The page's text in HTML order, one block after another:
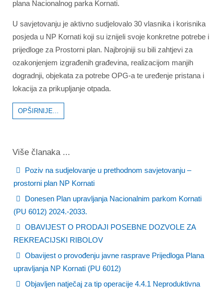
plana Nacionalnog parka Kornati.
U savjetovanju je aktivno sudjelovalo 30 vlasnika i korisnika
posjeda u NP Kornati koji su iznijeli svoje konkretne potrebe i
prijedloge za Prostorni plan. Najbrojniji su bili zahtjevi za
ozakonjenjem izgrađenih građevina, realizacijom manjih
dogradnji, objekata za potrebe OPG-a te uređenje pristana i
lokacija za prikupljanje otpada.
OPŠIRNIJE...
Više članaka ...
Poziv na sudjelovanje u prethodnom savjetovanju –
prostorni plan NP Kornati
Donesen Plan upravljanja Nacionalnim parkom Kornati
(PU 6012) 2024.-2033.
OBAVIJEST O PRODAJI POSEBNE DOZVOLE ZA
REKREACIJSKI RIBOLOV
Obavijest o provođenju javne rasprave Prijedloga Plana
upravljanja NP Kornati (PU 6012)
Objavljen natječaj za tip operacije 4.4.1 Neproduktivna